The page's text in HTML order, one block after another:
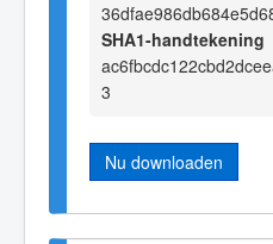
SHA1-handtekening
3
Nu downloaden